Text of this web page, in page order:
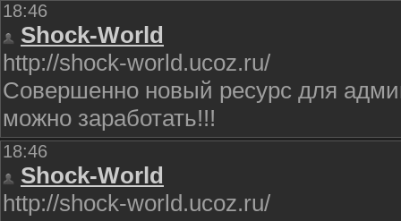
18:46
Shock-World
http://shock-world.ucoz.ru/
Совершенно новый ресурс для
можно заработать!!!
18:46
Shock-World
http://shock-world.ucoz.ru/